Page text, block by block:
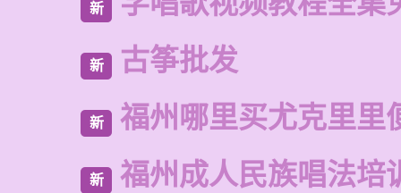
新
新 古筝批发
新 福州哪里买尤克里里
新 福州成人民族唱法培